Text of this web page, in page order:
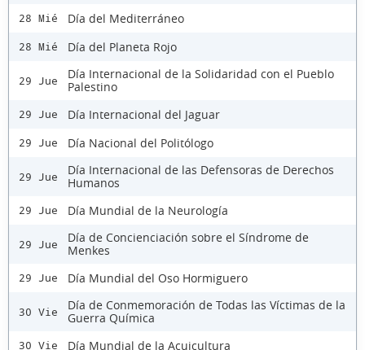
28 Mié Día del Mediterráneo
28 Mié Día del Planeta Rojo
29 Jue
Día Internacional de la Solidaridad con el Pueblo
Palestino
29 Jue Día Internacional del Jaguar
29 Jue Día Nacional del Politólogo
29 Jue
Día Internacional de las Defensoras de Derechos
Humanos
29 Jue Día Mundial de la Neurología
29 Jue
Día de Concienciación sobre el Síndrome de
Menkes
29 Jue Día Mundial del Oso Hormiguero
30 Vie
Día de Conmemoración de Todas las Víctimas de la
Guerra Química
30 Vie Día Mundial de la Acuicultura